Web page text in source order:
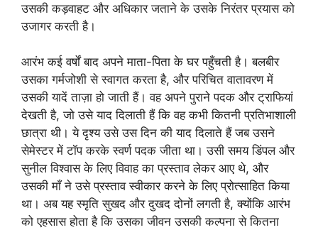
उसकी कड़वाहट और अधिकार जताने के उसके निरंतर प्रयास को
उजागर करती है।
आरंभ कई वर्षों बाद अपने माता-पिता के घर पहुँचती है। बलबीर
उसका गर्मजोशी से स्वागत करता है, और परिचित वातावरण में
उसकी यादें ताज़ा हो जाती हैं। वह अपने पुराने पदक और ट्राफियां
देखती है, जो उसे याद दिलाती हैं कि वह कभी कितनी प्रतिभाशाली
छात्रा थी। ये दृश्य उसे उस दिन की याद दिलाते हैं जब उसने
सेमेस्टर में टॉप करके स्वर्ण पदक जीता था। उसी समय डिंपल और
सुनील विश्वास के लिए विवाह का प्रस्ताव लेकर आए थे, और
उसकी माँ ने उसे प्रस्ताव स्वीकार करने के लिए प्रोत्साहित किया
था। अब यह स्मृति सुखद और दुखद दोनों लगती है, क्योंकि आरंभ
को एहसास होता है कि उसका जीवन उसकी कल्पना से कितना